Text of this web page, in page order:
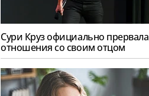
Сури Круз официально прервала
отношения со своим отцом